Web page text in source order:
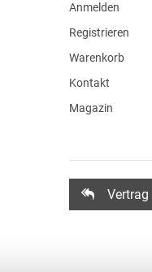
Anmelden
Registrieren
Warenkorb
Kontakt
Magazin